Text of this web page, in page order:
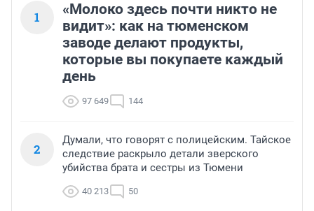
1
«Молоко здесь почти никто не
видит»: как на тюменском
заводе делают продукты,
которые вы покупаете каждый
день
97 649 144
2
Думали, что говорят с полицейским. Тайское
следствие раскрыло детали зверского
убийства брата и сестры из Тюмени
40 213 50